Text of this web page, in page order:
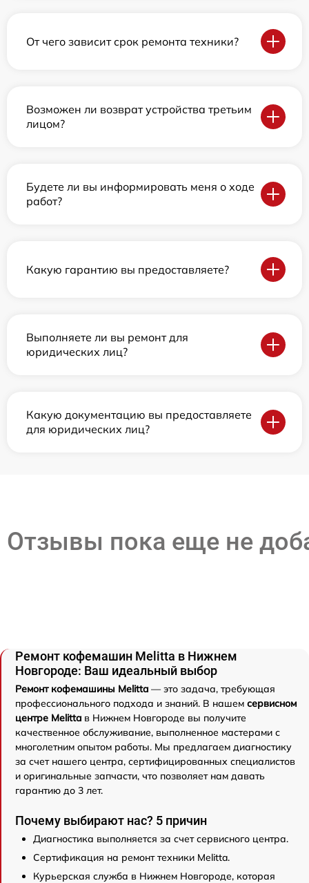
От чего зависит срок ремонта техники?
Возможен ли возврат устройства третьим
лицом?
Будете ли вы информировать меня о ходе
работ?
Какую гарантию вы предоставляете?
Выполняете ли вы ремонт для
юридических лиц?
Какую документацию вы предоставляете
для юридических лиц?
Отзывы пока еще не
Ремонт кофемашин Melitta в Нижнем
Новгороде: Ваш идеальный выбор
Ремонт кофемашины Melitta — это задача, требующая
профессионального подхода и знаний. В нашем сервисном
центре Melitta в Нижнем Новгороде вы получите
качественное обслуживание, выполненное мастерами с
многолетним опытом работы. Мы предлагаем диагностику
за счет нашего центра, сертифицированных специалистов
и оригинальные запчасти, что позволяет нам давать
гарантию до 3 лет.
Почему выбирают нас? 5 причин
Диагностика выполняется за счет сервисного центра.
Сертификация на ремонт техники Melitta.
Курьерская служба в Нижнем Новгороде, которая